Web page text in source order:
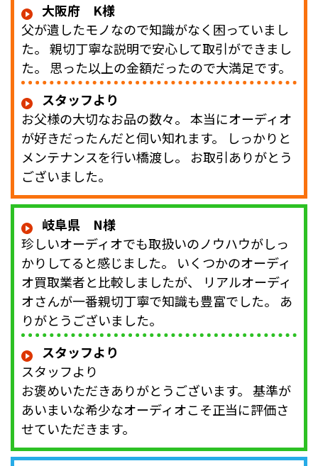
大阪府 K様
父が遺したモノなので知識がなく困っていまし
た。 親切丁寧な説明で安心して取引ができまし
た。 思った以上の金額だったので大満足です。
スタッフより
お父様の大切なお品の数々。 本当にオーディオ
が好きだったんだと伺い知れます。 しっかりと
メンテナンスを行い橋渡し。 お取引ありがとう
ございました。
岐阜県 N様
珍しいオーディオでも取扱いのノウハウがしっ
かりしてると感じました。 いくつかのオーディ
オ買取業者と比較しましたが、 リアルオーディ
オさんが一番親切丁寧で知識も豊富でした。 あ
りがとうございました。
スタッフより
スタッフより
お褒めいただきありがとうございます。 基準が
あいまいな希少なオーディオこそ正当に評価さ
せていただきます。